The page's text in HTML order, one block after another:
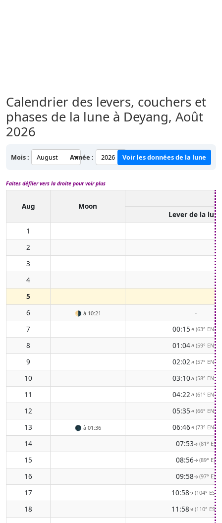
Calendrier des levers, couchers et
phases de la lune à Deyang, Août
2026
Mois : Année : Voir les données de la lune
Faites défiler vers la droite pour voir plus
Aug
Moon
Lever de la lune
1
2
3
4
5
6
🌗 à 10:21
-
7
00:15↑(63° ENE)
8 01:04↑(59° ENE)
9 02:02↑(57° ENE)
10 03:10↑(58° ENE)
11 04:22↑(61° ENE)
12 05:35↑(66° ENE)
13 🌑 à 01:36 06:46↑(73° ENE)
14 07:53↑(81° E)
15 08:56↑(89° E)
16 09:58↑(97° E)
17 10:58↑(104° ESE)
18 11:58↑(110° ESE)